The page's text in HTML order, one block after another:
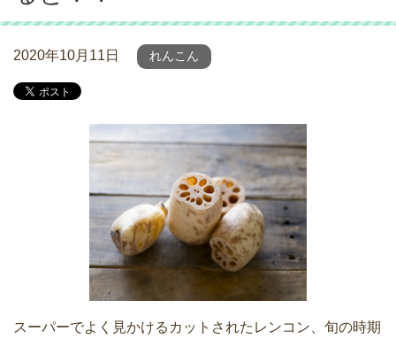
2020年10月11日 れんこん
スーパーでよく見かけるカットされたレンコン、旬の時期